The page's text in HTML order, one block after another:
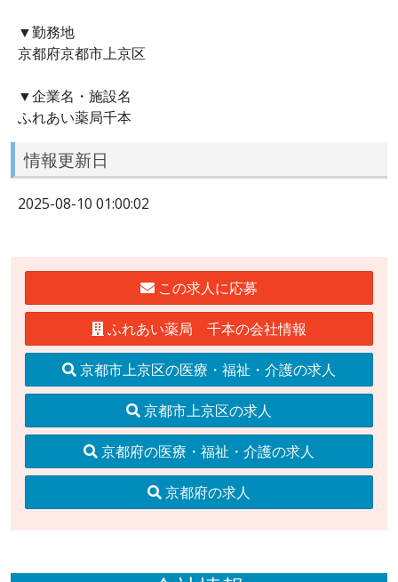
▼勤務地
京都府京都市上京区
▼企業名・施設名
ふれあい薬局千本
情報更新日
2025-08-10 01:00:02
この求人に応募
ふれあい薬局 千本の会社情報
京都市上京区の医療・福祉・介護の求人
京都市上京区の求人
京都府の医療・福祉・介護の求人
京都府の求人